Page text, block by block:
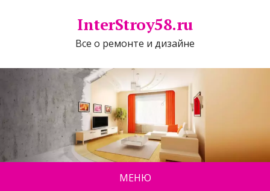
InterStroy58.ru
Все о ремонте и дизайне
МЕНЮ